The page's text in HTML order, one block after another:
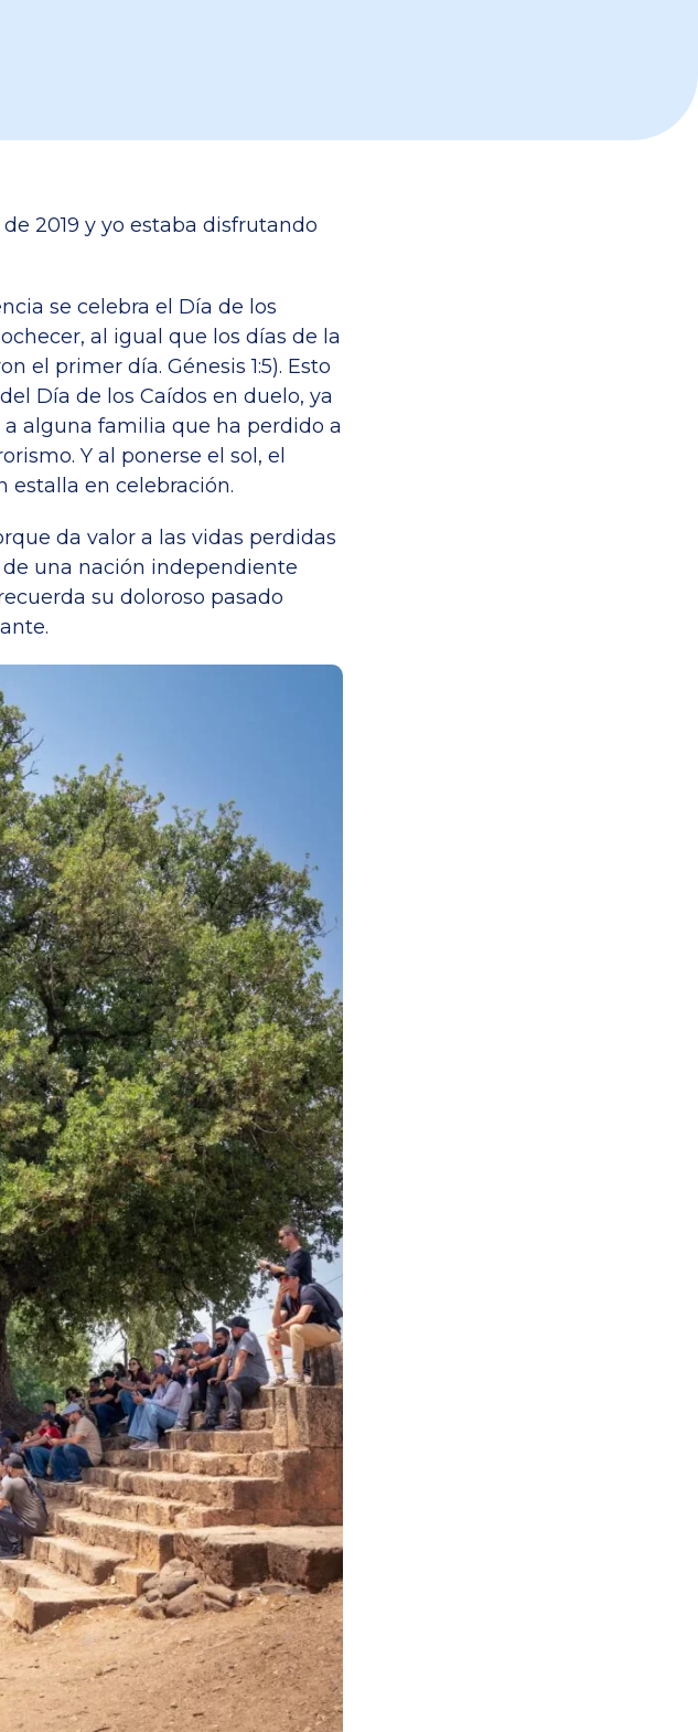
2019 y yo estaba disfrutando
se celebra el Día de los
al igual que los días de la
el primer día. Génesis 1:5). Esto
Día de los Caídos en duelo, ya
alguna familia que ha perdido a
Y al ponerse el sol, el
en celebración.
da valor a las vidas perdidas
una nación independiente
su doloroso pasado